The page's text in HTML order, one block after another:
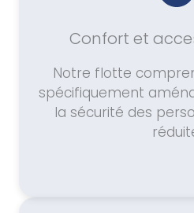
Confort et
Notre flotte
spécifiquement
la sécurité des